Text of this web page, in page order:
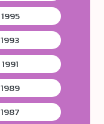
1995
1993
1991
1989
1987